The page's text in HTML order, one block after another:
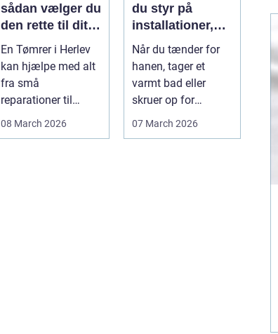
sådan vælger du
den rette til dit
projekt
En Tømrer i Herlev
kan hjælpe med alt
fra små
reparationer til
større ombygninger
08 March 2026
du styr på
installationer,
komfort og
energiforbrug
Når du tænder for
hanen, tager et
varmt bad eller
skruer op for
varmen, tænker du
07 March 2026